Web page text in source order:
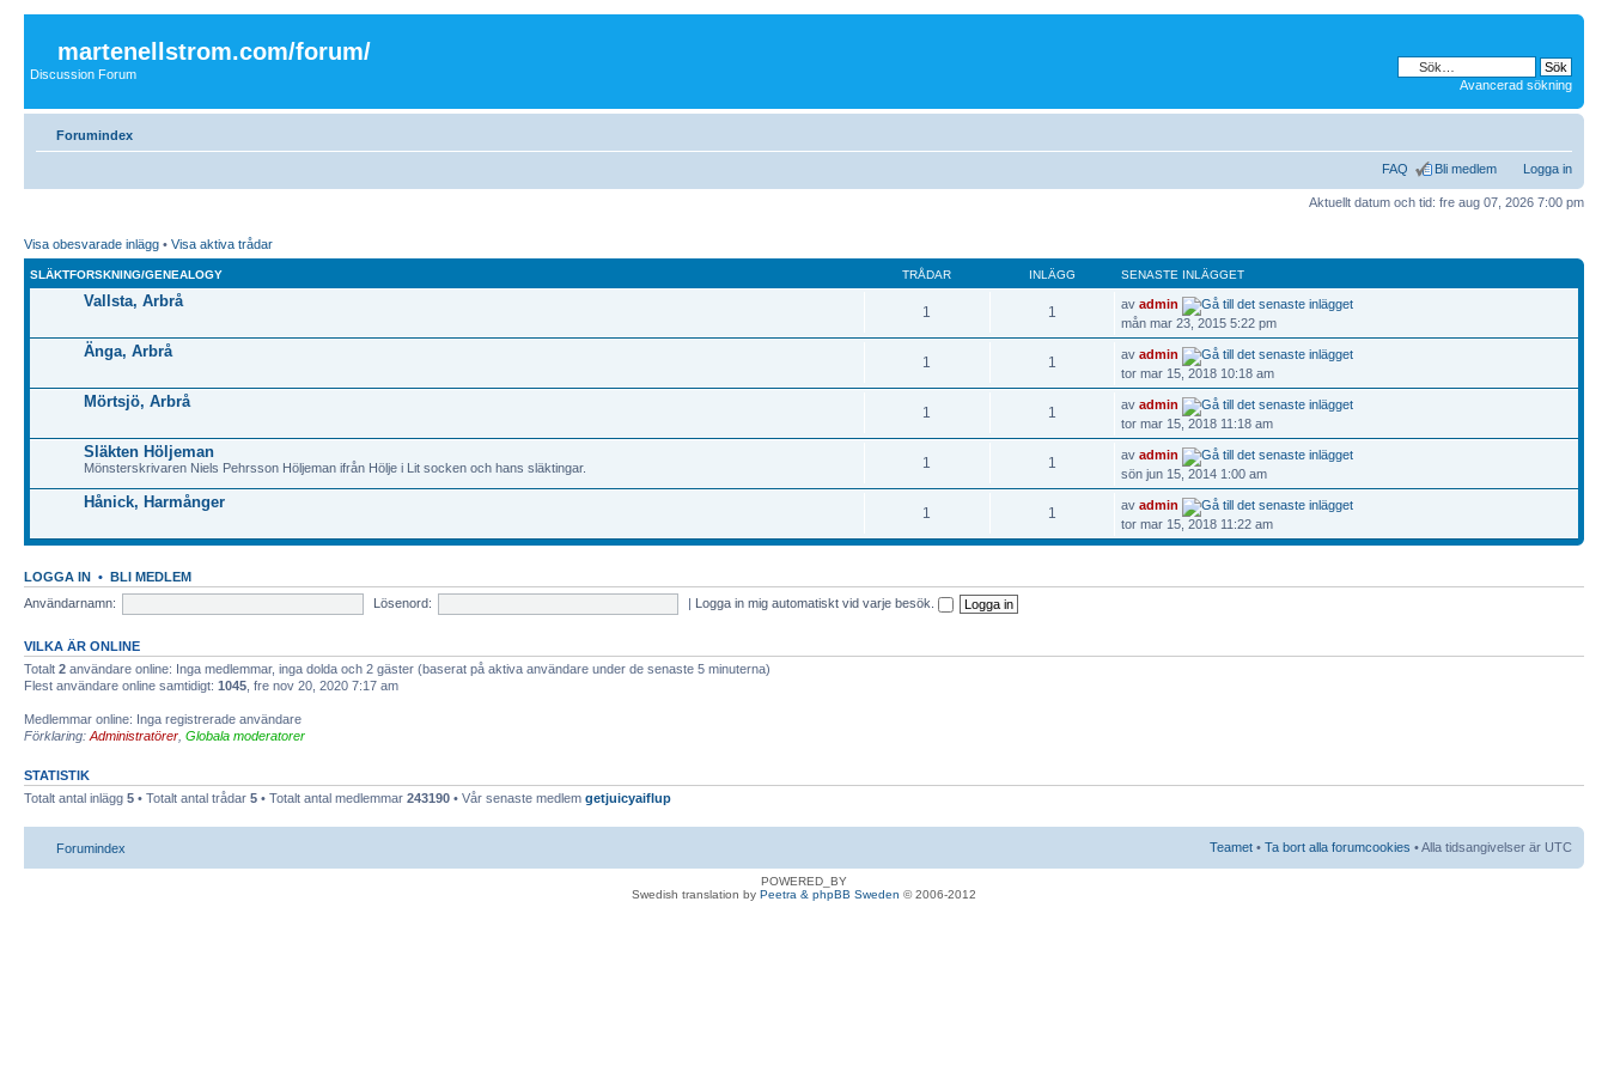
martenellstrom.com/forum/
Discussion Forum
Avancerad sökning
Forumindex
FAQ Bli medlem Logga in
Aktuellt datum och tid: fre aug 07, 2026 7:00 pm
Visa obesvarade inlägg • Visa aktiva trådar
SLÄKTFORSKNING/GENEALOGY TRÅDAR INLÄGG SENASTE INLÄGGET
Vallsta, Arbrå
1 1 avadmin
mån mar 23, 2015 5:22 pm
Änga, Arbrå
1 1 avadmin
tor mar 15, 2018 10:18 am
Mörtsjö, Arbrå
1 1 avadmin
tor mar 15, 2018 11:18 am
Släkten Höljeman
Mönsterskrivaren Niels Pehrsson Höljeman ifrån Hölje i Lit socken och hans släktingar. 1 1 avadmin
sön jun 15, 2014 1:00 am
Hånick, Harmånger
1 1 avadmin
tor mar 15, 2018 11:22 am
LOGGA IN • BLI MEDLEM
Användarnamn:
Lösenord: | Logga in mig automatiskt vid varje besök.
VILKA ÄR ONLINE
Totalt 2 användare online: Inga medlemmar, inga dolda och 2 gäster (baserat på aktiva användare under de senaste 5 minuterna)
Flest användare online samtidigt: 1045 , fre nov 20, 2020 7:17 am
Medlemmar online: Inga registrerade användare
Förklaring: Administratörer Globala moderatorer
STATISTIK
Totalt antal inlägg 5 • Totalt antal trådar 5 • Totalt antal medlemmar 243190 • Vår senaste medlem getjuicyaiflup
Forumindex Teamet • Ta bort alla forumcookies • Alla tidsangivelser är UTC
POWERED_BY
Swedish translation by Peetra & phpBB Sweden © 2006-2012